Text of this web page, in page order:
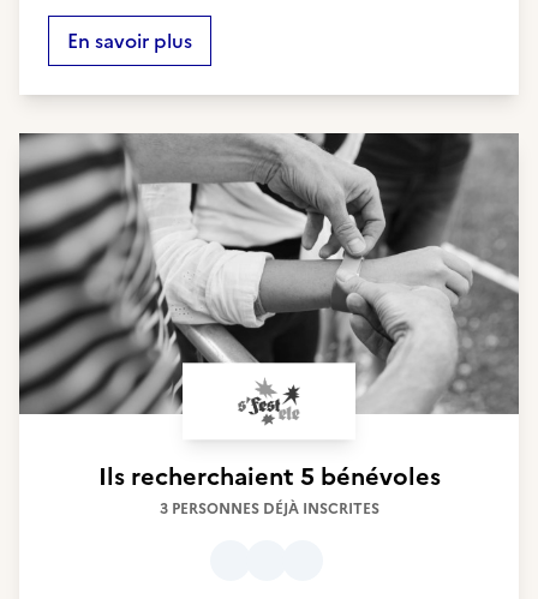
En savoir plus
Ils recherchaient 5 bénévoles
3 PERSONNES DÉJÀ INSCRITES